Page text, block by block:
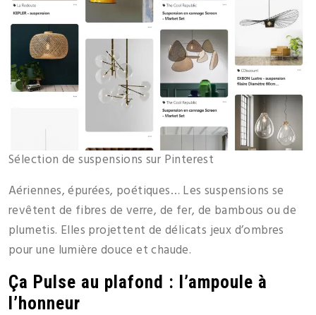
Sélection de suspensions sur Pinterest
Aériennes, épurées, poétiques… Les suspensions se
revêtent de fibres de verre, de fer, de bambous ou de
plumetis. Elles projettent de délicats jeux d’ombres
pour une lumière douce et chaude.
Ça Pulse au plafond : l’ampoule à
l’honneur